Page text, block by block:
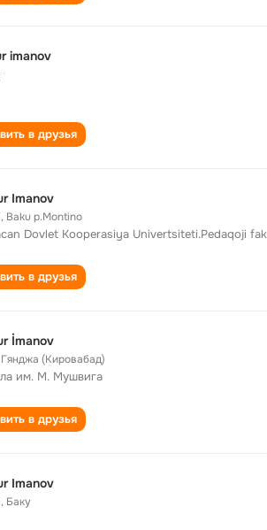
imanov
в друзья
Imanov
, Baku p.Montino
Dovlet Kooperasiya Univertsiteti.Pedaqoji
в друзья
İmanov
Гянджа (Кировабад)
им. М. Мушвига
в друзья
Imanov
, Баку